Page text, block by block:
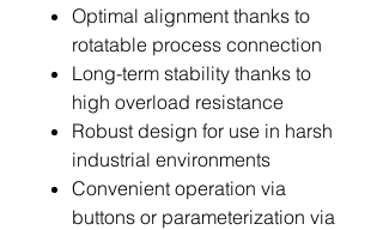
Optimal alignment thanks to
rotatable process connection
Long-term stability thanks to
high overload resistance
Robust design for use in harsh
industrial environments
Convenient operation via
buttons or parameterization via